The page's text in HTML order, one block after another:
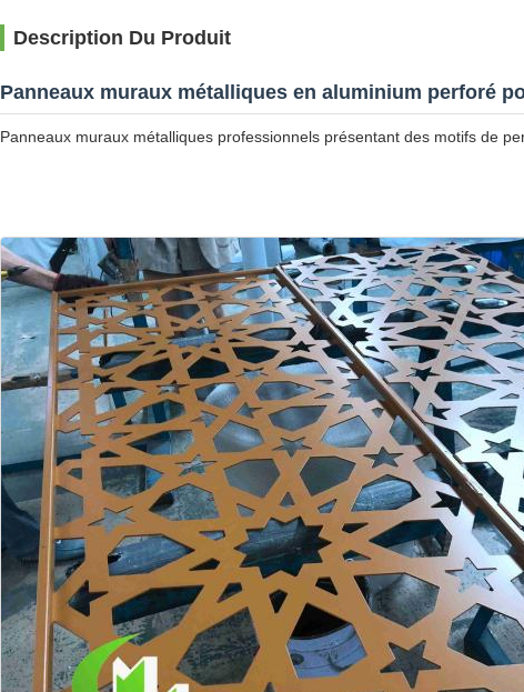
Description Du Produit
Panneaux muraux métalliques en aluminium perforé
Panneaux muraux métalliques professionnels présentant des motifs de